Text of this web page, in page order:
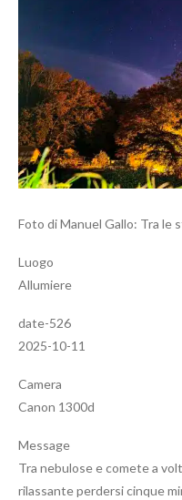
Foto di Manuel Gallo: Tra le
Luogo
Allumiere
date-526
2025-10-11
Camera
Canon 1300d
Message
Tra nebulose e comete a
rilassante perdersi cinque